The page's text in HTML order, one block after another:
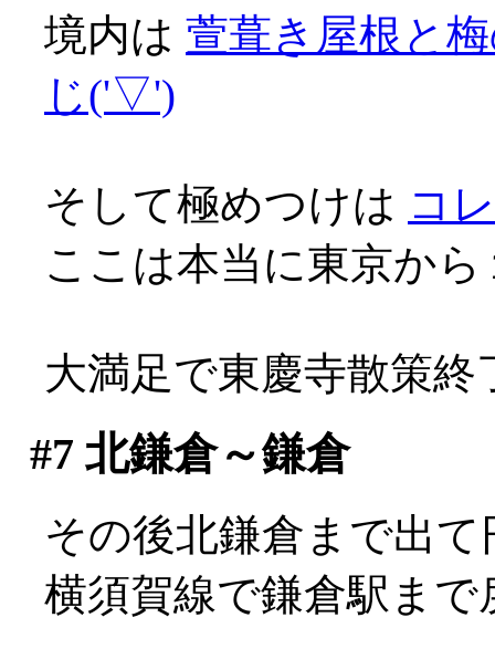
境内は 萱葺き屋根と
じ('▽')
そして極めつけは コ
ここは本当に東京か
大満足で東慶寺散策終
#7 北鎌倉～鎌倉
その後北鎌倉まで出
横須賀線で鎌倉駅まで